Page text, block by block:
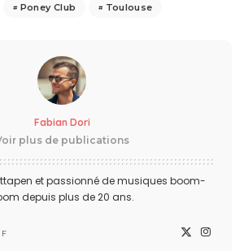
Poney Club Toulouse
Fabian Dori
plus de publications
et passionné de musiques boom-
depuis plus de 20 ans.